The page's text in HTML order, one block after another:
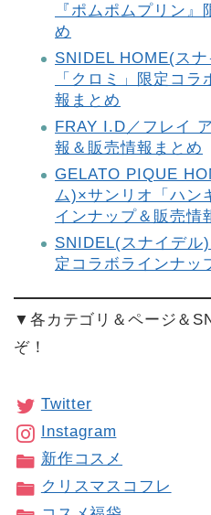
『ポムポムプリン
め
SNIDEL HOME(ス
「クロミ」限定コ
報まとめ
FRAY I.D／フレイ
報＆販売情報まとめ
GELATO PIQUE
ム)×サンリオ「ハン
インナップ＆販売情
SNIDEL(スナイデル
定コラボラインナッ
▼各カテゴリ＆ページ＆
ぞ！
Twitter
Instagram
新作コスメ
クリスマスコフレ